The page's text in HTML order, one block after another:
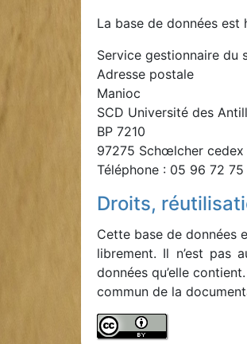
La base de données est
Service gestionnaire du
Adresse postale
Manioc
SCD Université des
BP 7210
97275 Schœlcher cedex
Téléphone : 05 96 72 75
Droits,
Cette base de données
librement. Il n’est pas
données qu’elle
commun de la